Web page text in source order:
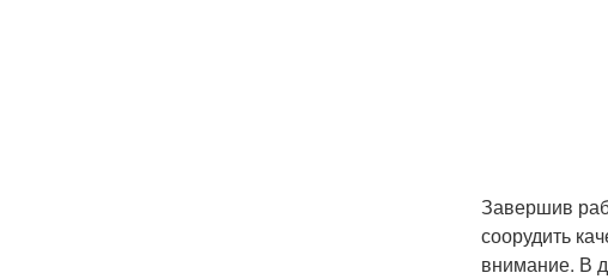
Завершив
соорудить
внимание. В